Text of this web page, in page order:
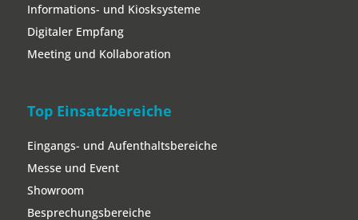
Informations- und Kiosksysteme
Digitaler Empfang
Meeting und Kollaboration
Top Einsatzbereiche
Eingangs- und Aufenthaltsbereiche
Messe und Event
Showroom
Besprechungsbereiche